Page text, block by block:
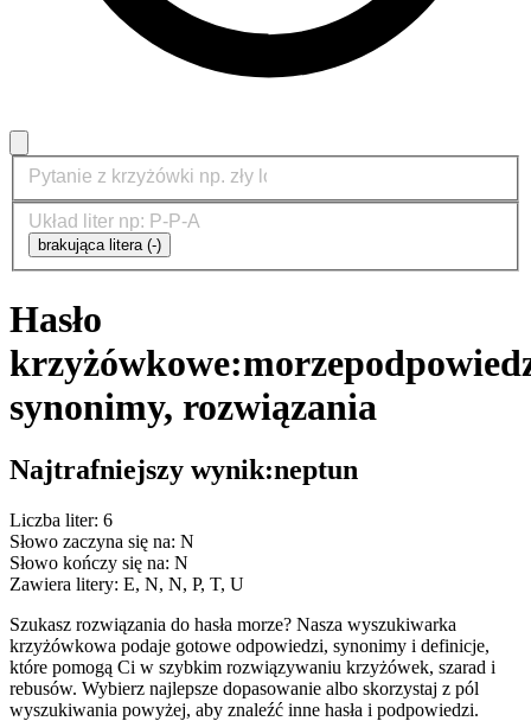
brakująca litera (-)
Hasło
krzyżówkowe:morze
synonimy, rozwiązania
Najtrafniejszy wynik:neptun
Liczba liter: 6
Słowo zaczyna się na: N
Słowo kończy się na: N
Zawiera litery: E, N, N, P, T, U
Szukasz rozwiązania do hasła morze? Nasza wyszukiwarka
krzyżówkowa podaje gotowe odpowiedzi, synonimy i definicje,
które pomogą Ci w szybkim rozwiązywaniu krzyżówek, szarad i
rebusów. Wybierz najlepsze dopasowanie albo skorzystaj z pól
wyszukiwania powyżej, aby znaleźć inne hasła i podpowiedzi.